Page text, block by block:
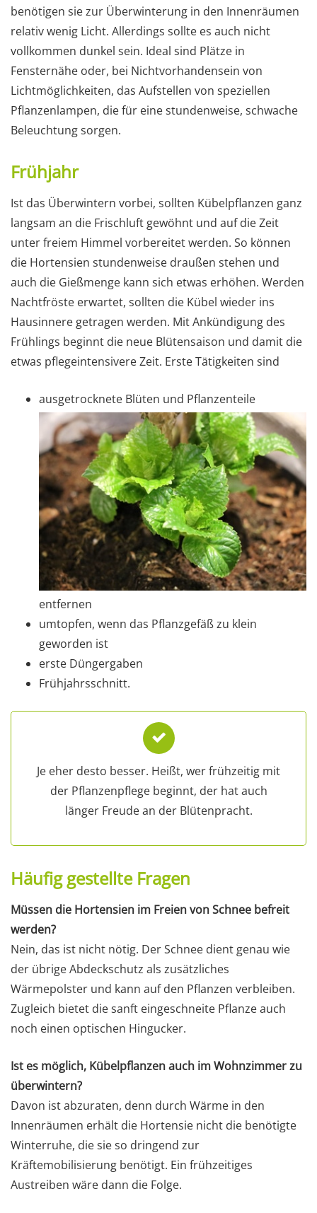
benötigen sie zur Überwinterung in den Innenräumen
relativ wenig Licht. Allerdings sollte es auch nicht
vollkommen dunkel sein. Ideal sind Plätze in
Fensternähe oder, bei Nichtvorhandensein von
Lichtmöglichkeiten, das Aufstellen von speziellen
Pflanzenlampen, die für eine stundenweise, schwache
Beleuchtung sorgen.
Frühjahr
Ist das Überwintern vorbei, sollten Kübelpflanzen ganz
langsam an die Frischluft gewöhnt und auf die Zeit
unter freiem Himmel vorbereitet werden. So können
die Hortensien stundenweise draußen stehen und
auch die Gießmenge kann sich etwas erhöhen. Werden
Nachtfröste erwartet, sollten die Kübel wieder ins
Hausinnere getragen werden. Mit Ankündigung des
Frühlings beginnt die neue Blütensaison und damit die
etwas pflegeintensivere Zeit. Erste Tätigkeiten sind
ausgetrocknete Blüten und Pflanzenteile
entfernen
umtopfen, wenn das Pflanzgefäß zu klein
geworden ist
erste Düngergaben
Frühjahrsschnitt.
Je eher desto besser. Heißt, wer frühzeitig mit
der Pflanzenpflege beginnt, der hat auch
länger Freude an der Blütenpracht.
Häufig gestellte Fragen
Müssen die Hortensien im Freien von Schnee befreit
werden?
Nein, das ist nicht nötig. Der Schnee dient genau wie
der übrige Abdeckschutz als zusätzliches
Wärmepolster und kann auf den Pflanzen verbleiben.
Zugleich bietet die sanft eingeschneite Pflanze auch
noch einen optischen Hingucker.
Ist es möglich, Kübelpflanzen auch im Wohnzimmer zu
überwintern?
Davon ist abzuraten, denn durch Wärme in den
Innenräumen erhält die Hortensie nicht die benötigte
Winterruhe, die sie so dringend zur
Kräftemobilisierung benötigt. Ein frühzeitiges
Austreiben wäre dann die Folge.